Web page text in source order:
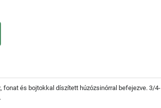
és bojtokkal díszített húzózsinórral befejezve. 3/4-